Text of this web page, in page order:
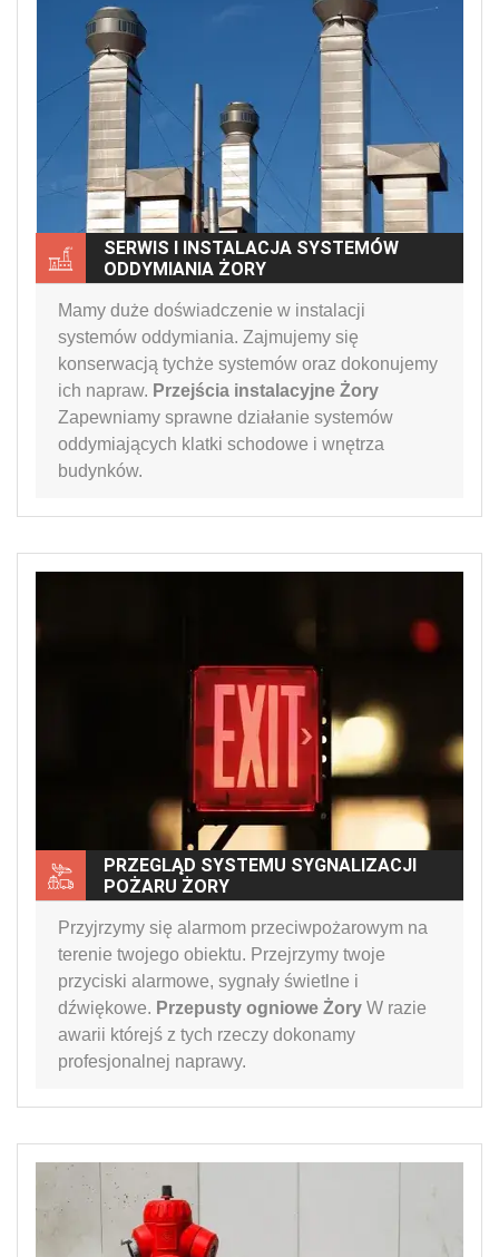
SERWIS I INSTALACJA SYSTEMÓW
ODDYMIANIA ŻORY
Mamy duże doświadczenie w instalacji
systemów oddymiania. Zajmujemy się
konserwacją tychże systemów oraz dokonujemy
ich napraw. Przejścia instalacyjne Żory
Zapewniamy sprawne działanie systemów
oddymiających klatki schodowe i wnętrza
budynków.
PRZEGLĄD SYSTEMU SYGNALIZACJI
POŻARU ŻORY
Przyjrzymy się alarmom przeciwpożarowym na
terenie twojego obiektu. Przejrzymy twoje
przyciski alarmowe, sygnały świetlne i
dźwiękowe. Przepusty ogniowe Żory W razie
awarii którejś z tych rzeczy dokonamy
profesjonalnej naprawy.